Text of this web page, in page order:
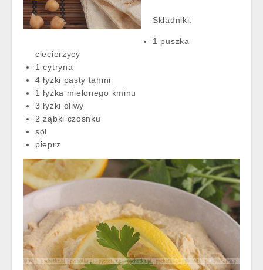
Składniki:
1 puszka
ciecierzycy
1 cytryna
4 łyżki pasty tahini
1 łyżka mielonego kminu
3 łyżki oliwy
2 ząbki czosnku
sól
pieprz